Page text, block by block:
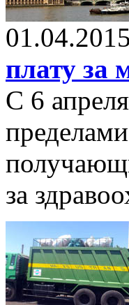
01.04.2015
плату за
С 6
за